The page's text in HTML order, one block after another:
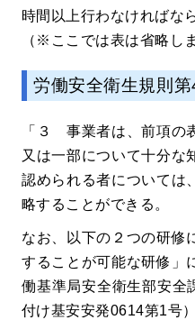
時間以上行わなければな
（※ここでは表は省略し
労働安全衛生規則
「３ 事業者は、前項の
又は一部について十分な
認められる者については
略することができる。
なお、以下の２つの研修
することが可能な研修」
働基準局安全衛生部安全
付け基安安発0614第1号